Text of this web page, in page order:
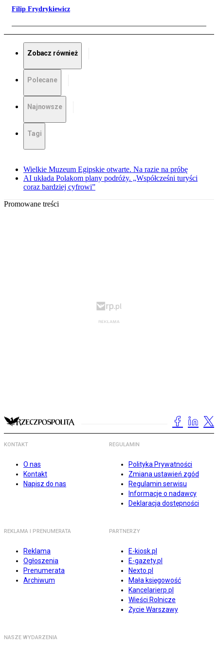
Filip Frydrykiewicz
Zobacz również
Polecane
Najnowsze
Tagi
Wielkie Muzeum Egipskie otwarte. Na razie na próbę
AI układa Polakom plany podróży. „Współcześni turyści
coraz bardziej cyfrowi”
Promowane treści
KONTAKT
O nas
Kontakt
Napisz do nas
REGULAMIN
Polityka Prywatności
Zmiana ustawień zgód
Regulamin serwisu
Informacje o nadawcy
Deklaracja dostępności
REKLAMA I PRENUMERATA
Reklama
Ogłoszenia
Prenumerata
Archiwum
PARTNERZY
E-kiosk.pl
E-gazety.pl
Nexto.pl
Mała księgowość
Kancelarierp.pl
Wieści Rolnicze
Życie Warszawy
NASZE WYDARZENIA